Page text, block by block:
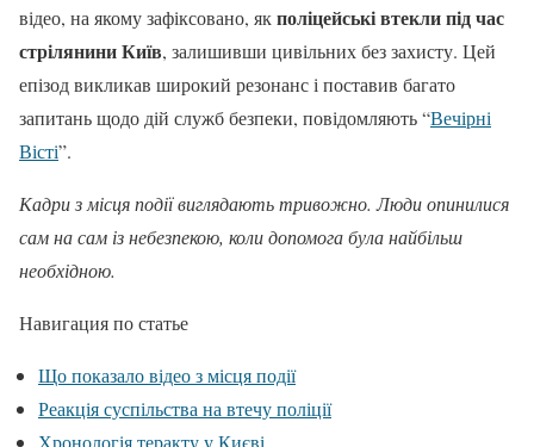
відео, на якому зафіксовано, якполіцейські втекли під час
стрілянини Київ, залишивши цивільних без захисту. Цей
епізод викликав широкий резонанс і поставив багато
запитань щодо дій служб безпеки, повідомляють “Вечірні
Вісті”.
Кадри з місця події виглядають тривожно. Люди опинилися
сам на сам із небезпекою, коли допомога була найбільш
необхідною.
Навигация по статье
Що показало відео з місця події
Реакція суспільства на втечу поліції
Хронологія теракту у Києві